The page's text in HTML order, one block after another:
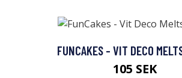
FUNCAKES - VIT DECO
105 SEK